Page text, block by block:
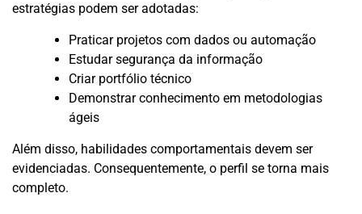
estratégias podem ser adotadas:
Praticar projetos com dados ou automação
Estudar segurança da informação
Criar portfólio técnico
Demonstrar conhecimento em metodologias
ágeis
Além disso, habilidades comportamentais devem ser
evidenciadas. Consequentemente, o perfil se torna mais
completo.